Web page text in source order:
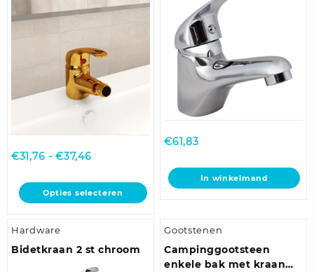
gekozen
productpagina
gekozen
worden
op
productpagina
€31,76 - €37,46Prijsklasse:
tot
€37,46
Opties selecteren
Dit
product
meerdere
variaties.
€61,83
In winkelmand
Hardware
Bidetkraan 2 st chroom
Gootstenen
Campinggootsteen
enkele bak met kraan